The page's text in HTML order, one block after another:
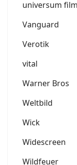
universum film
Vanguard
Verotik
vital
Warner Bros
Weltbild
Wick
Widescreen
Wildfeuer